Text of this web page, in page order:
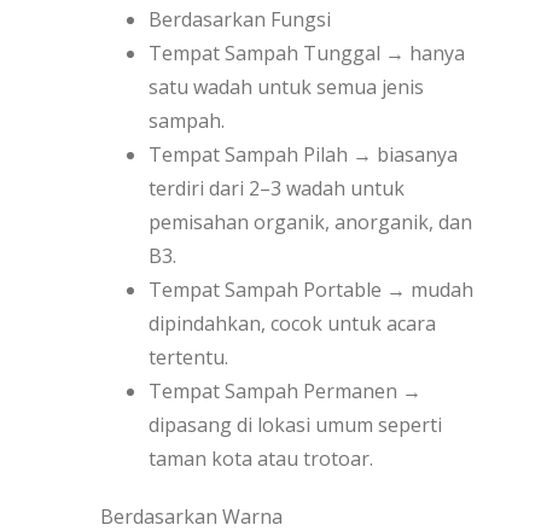
Berdasarkan Fungsi
Tempat Sampah Tunggal → hanya
satu wadah untuk semua jenis
sampah.
Tempat Sampah Pilah → biasanya
terdiri dari 2–3 wadah untuk
pemisahan organik, anorganik, dan
B3.
Tempat Sampah Portable → mudah
dipindahkan, cocok untuk acara
tertentu.
Tempat Sampah Permanen →
dipasang di lokasi umum seperti
taman kota atau trotoar.
Berdasarkan Warna